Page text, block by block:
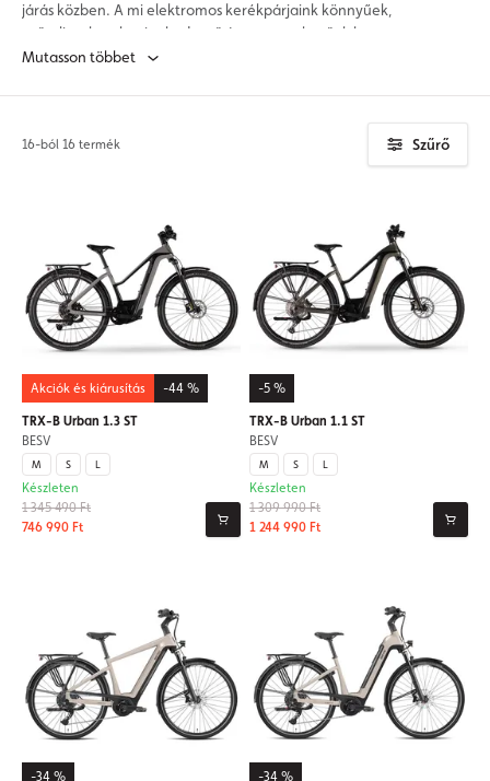
járás közben. A mi elektromos kerékpárjaink könnyűek,
erőteljesek, valamint kedvező áron szerezhetőek be.
Mutasson többet
16-ból 16 termék Szűrő
Akciók és kiárusítás -44 %
TRX-B Urban 1.3 ST
BESV
M S L
1 345 490 Ft
746 990 Ft
Készleten
-5 %
TRX-B Urban 1.1 ST
BESV
M S L
1 309 990 Ft
1 244 990 Ft
Készleten
-34 % -34 %